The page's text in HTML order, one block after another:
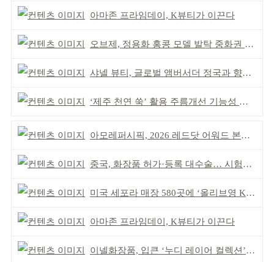
아마존 프라임데이, K뷰티가 이끈다
오브제, 정용화 홍콩 모델 발탁 중화권 공략 강화
샤넬 뷰티, 글로벌 앰버서더 정국과 향수 캠페인 공개
‘제주 천연 쑥’ 활용 주름개선 기능성 식약처 심사 통과
아모레퍼시픽, 2026 레드닷 어워드 본상 2개 수상
중국, 화장품 허가·등록 대수술… 시험자료 공용 허용
미국 세포라 매장 580곳에 ‘올리브영 K뷰티에딧’ 론칭
아마존 프라임데이, K뷰티가 이끈다
이넬화장품, 입큰 ‘누디 레이어 컬렉션’ 출시